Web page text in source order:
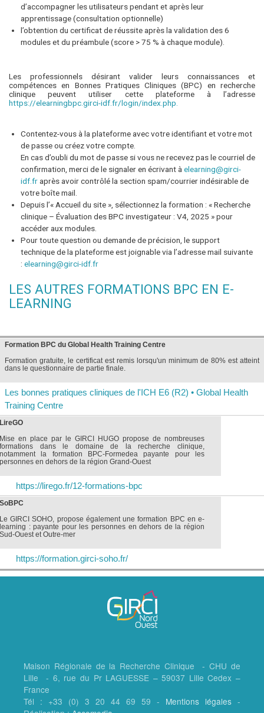
d’accompagner les utilisateurs pendant et après leur
apprentissage (consultation optionnelle)
l’obtention du certificat de réussite après la validation des 6
modules et du préambule (score > 75 % à chaque module).
Les professionnels désirant valider leurs connaissances et
compétences en Bonnes Pratiques Cliniques (BPC) en recherche
clinique peuvent utiliser cette plateforme à l’adresse
https://elearningbpc.girci-idf.fr/login/index.php.
Contentez-vous à la plateforme avec votre identifiant et votre mot
de passe ou créez votre compte.
En cas d’oubli du mot de passe si vous ne recevez pas le courriel de
confirmation, merci de le signaler en écrivant à elearning@girci-
idf.fraprès avoir contrôlé la section spam/courrier indésirable de
votre boîte mail.
Depuis l’« Accueil du site », sélectionnez la formation : « Recherche
clinique – Évaluation des BPC investigateur : V4, 2025 » pour
accéder aux modules.
Pour toute question ou demande de précision, le support
technique de la plateforme est joignable via l’adresse mail suivante
: elearning@girci-idf.fr
LES AUTRES FORMATIONS BPC EN E-
LEARNING
Formation BPC du Global Health Training Centre
Formation gratuite, le certificat est remis lorsqu'un minimum de 80% est atteint
dans le questionnaire de partie finale.
Les bonnes pratiques cliniques de l'ICH E6 (R2) • Global Health
Training Centre
LireGO
Mise en place par le GIRCI HUGO propose de nombreuses
formations dans le domaine de la recherche clinique,
notamment la formation BPC-Formedea payante pour les
personnes en dehors de la région Grand-Ouest
https://lirego.fr/12-formations-bpc
SoBPC
Le GIRCI SOHO, propose également une formation BPC en e-
learning : payante pour les personnes en dehors de la région
Sud-Ouest et Outre-mer
https://formation.girci-soho.fr/
Maison Régionale de la Recherche Clinique - CHU de
Lille - 6, rue du Pr LAGUESSE – 59037 Lille Cedex –
France
Tél : +33 (0) 3 20 44 69 59 - Mentions légales -